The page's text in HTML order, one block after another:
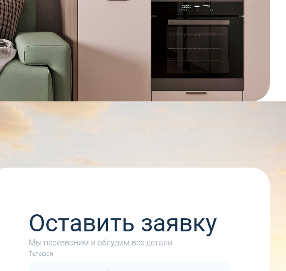
Оставить заявку
Мы перезвоним и обсудим все детали
Tелефон